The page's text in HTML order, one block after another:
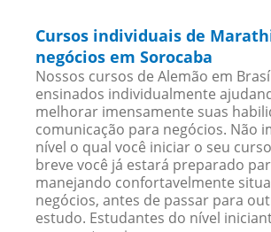
Cursos individuais de
negócios em Sorocaba
Nossos cursos de Alemão em
ensinados individualmente
melhorar imensamente suas
comunicação para negócios. Não
nível o qual você iniciar o seu
breve você já estará preparado
manejando confortavelmente
negócios, antes de passar para
estudo. Estudantes do nível